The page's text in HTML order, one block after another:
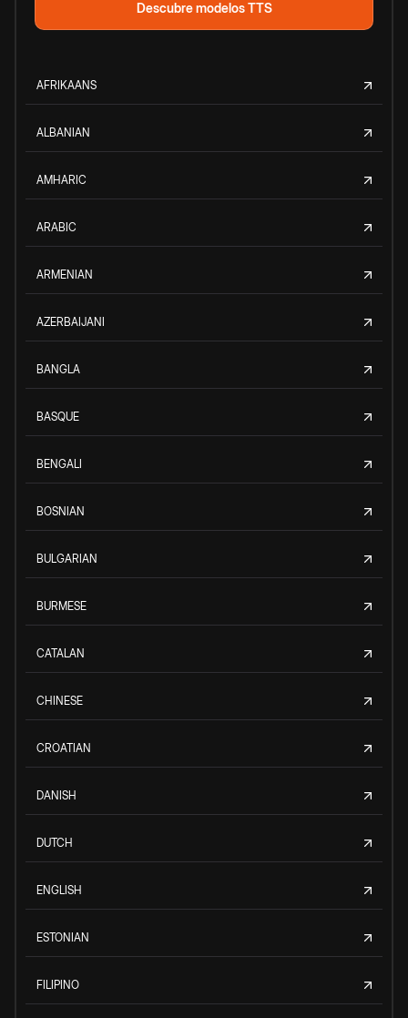
Descubre modelos TTS
AFRIKAANS
ALBANIAN
AMHARIC
ARABIC
ARMENIAN
AZERBAIJANI
BANGLA
BASQUE
BENGALI
BOSNIAN
BULGARIAN
BURMESE
CATALAN
CHINESE
CROATIAN
DANISH
DUTCH
ENGLISH
ESTONIAN
FILIPINO